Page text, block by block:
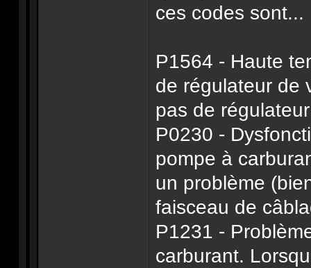
ces codes sont...
P1564 - Haute
de régulateur de
pas de
P0230 -
pompe à
un problème
faisceau de
P1231 -
carburant.